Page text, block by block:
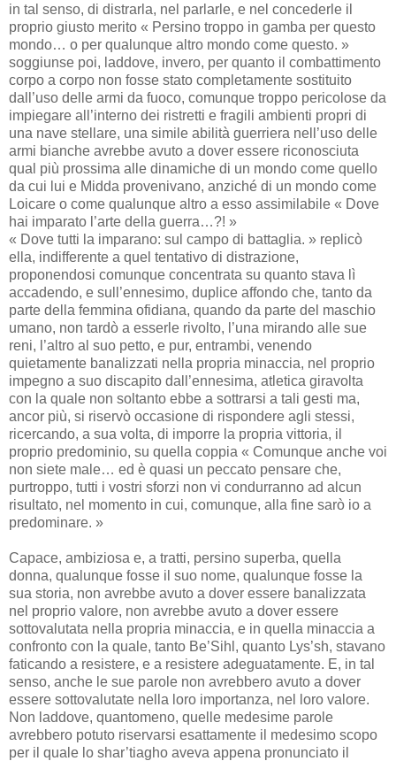
in tal senso, di distrarla, nel parlarle, e nel concederle il
proprio giusto merito « Persino troppo in gamba per questo
mondo… o per qualunque altro mondo come questo. »
soggiunse poi, laddove, invero, per quanto il combattimento
corpo a corpo non fosse stato completamente sostituito
dall’uso delle armi da fuoco, comunque troppo pericolose da
impiegare all’interno dei ristretti e fragili ambienti propri di
una nave stellare, una simile abilità guerriera nell’uso delle
armi bianche avrebbe avuto a dover essere riconosciuta
qual più prossima alle dinamiche di un mondo come quello
da cui lui e Midda provenivano, anziché di un mondo come
Loicare o come qualunque altro a esso assimilabile « Dove
hai imparato l’arte della guerra…?! »
« Dove tutti la imparano: sul campo di battaglia. » replicò
ella, indifferente a quel tentativo di distrazione,
proponendosi comunque concentrata su quanto stava lì
accadendo, e sull’ennesimo, duplice affondo che, tanto da
parte della femmina ofidiana, quando da parte del maschio
umano, non tardò a esserle rivolto, l’una mirando alle sue
reni, l’altro al suo petto, e pur, entrambi, venendo
quietamente banalizzati nella propria minaccia, nel proprio
impegno a suo discapito dall’ennesima, atletica giravolta
con la quale non soltanto ebbe a sottrarsi a tali gesti ma,
ancor più, si riservò occasione di rispondere agli stessi,
ricercando, a sua volta, di imporre la propria vittoria, il
proprio predominio, su quella coppia « Comunque anche voi
non siete male… ed è quasi un peccato pensare che,
purtroppo, tutti i vostri sforzi non vi condurranno ad alcun
risultato, nel momento in cui, comunque, alla fine sarò io a
predominare. »
Capace, ambiziosa e, a tratti, persino superba, quella
donna, qualunque fosse il suo nome, qualunque fosse la
sua storia, non avrebbe avuto a dover essere banalizzata
nel proprio valore, non avrebbe avuto a dover essere
sottovalutata nella propria minaccia, e in quella minaccia a
confronto con la quale, tanto Be’Sihl, quanto Lys’sh, stavano
faticando a resistere, e a resistere adeguatamente. E, in tal
senso, anche le sue parole non avrebbero avuto a dover
essere sottovalutate nella loro importanza, nel loro valore.
Non laddove, quantomeno, quelle medesime parole
avrebbero potuto riservarsi esattamente il medesimo scopo
per il quale lo shar’tiagho aveva appena pronunciato il